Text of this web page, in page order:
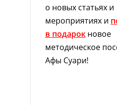
о новых статьях и
мероприятиях и
в подарок новое
методическое
Афы Суари!